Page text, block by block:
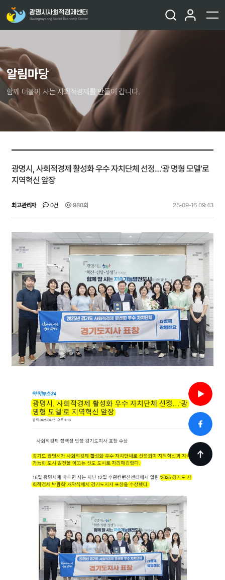
알림마당
함께 더불어 사는 사회적경제를 만들어 갑니다.
광명시, 사회적경제 활성화 우수 자치단체 선정…‘광 명형 모델’로
지역혁신 앞장
최고관리자 0건 980회 25-09-16 09:43